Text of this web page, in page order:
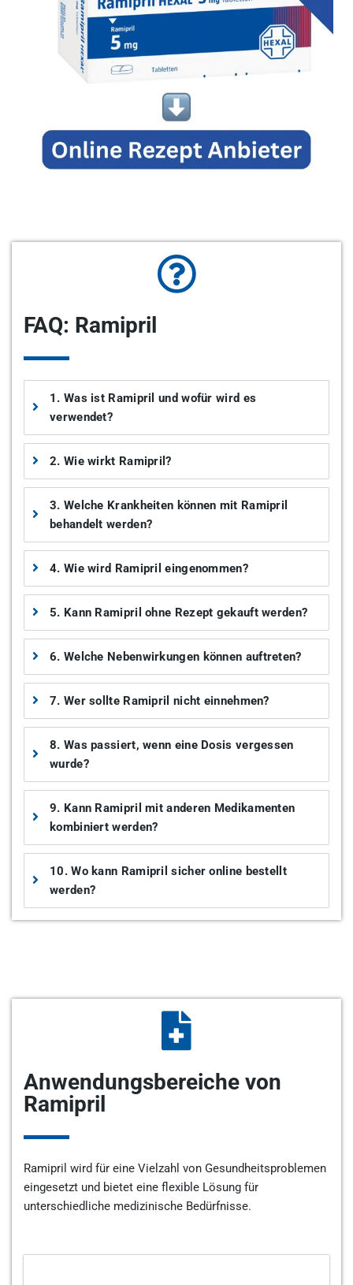
FAQ: Ramipril
1. Was ist Ramipril und wofür wird es
verwendet?
2. Wie wirkt Ramipril?
3. Welche Krankheiten können mit Ramipril
behandelt werden?
4. Wie wird Ramipril eingenommen?
5. Kann Ramipril ohne Rezept gekauft werden?
6. Welche Nebenwirkungen können auftreten?
7. Wer sollte Ramipril nicht einnehmen?
8. Was passiert, wenn eine Dosis vergessen
wurde?
9. Kann Ramipril mit anderen Medikamenten
kombiniert werden?
10. Wo kann Ramipril sicher online bestellt
werden?
Anwendungsbereiche von
Ramipril
Ramipril wird für eine Vielzahl von Gesundheitsproblemen
eingesetzt und bietet eine flexible Lösung für
unterschiedliche medizinische Bedürfnisse.